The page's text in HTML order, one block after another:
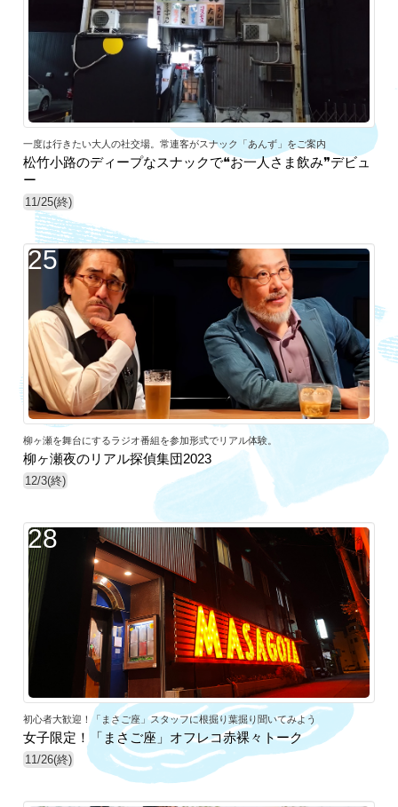
一度は行きたい大人の社交場。常連客がスナック「あんず」をご案内
松竹小路のディープなスナックで❝お一人さま飲み❞デビュ
ー
11/25(終)
25
柳ヶ瀬を舞台にするラジオ番組を参加形式でリアル体験。
柳ヶ瀬夜のリアル探偵集団2023
12/3(終)
28
初心者大歓迎！「まさご座」スタッフに根掘り葉掘り聞いてみよう
女子限定！「まさご座」オフレコ赤裸々トーク
11/26(終)